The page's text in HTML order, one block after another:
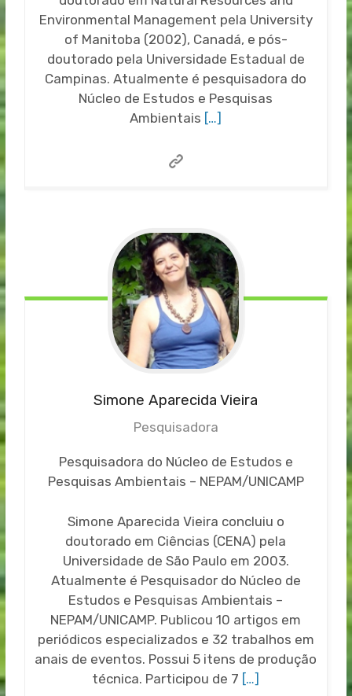
Environmental Management pela University
of Manitoba (2002), Canadá, e pós-
doutorado pela Universidade Estadual de
Campinas. Atualmente é pesquisadora do
Núcleo de Estudos e Pesquisas
Ambientais […]
Simone Aparecida Vieira
Pesquisadora
Pesquisadora do Núcleo de Estudos e
Pesquisas Ambientais – NEPAM/UNICAMP
Simone Aparecida Vieira concluiu o
doutorado em Ciências (CENA) pela
Universidade de São Paulo em 2003.
Atualmente é Pesquisador do Núcleo de
Estudos e Pesquisas Ambientais –
NEPAM/UNICAMP. Publicou 10 artigos em
periódicos especializados e 32 trabalhos em
anais de eventos. Possui 5 itens de produção
técnica. Participou de 7 […]